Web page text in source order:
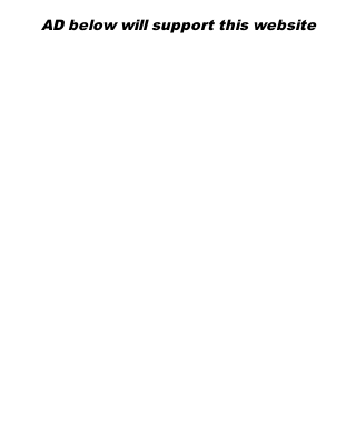
親自飛到日本重新認識
AD below will support this website